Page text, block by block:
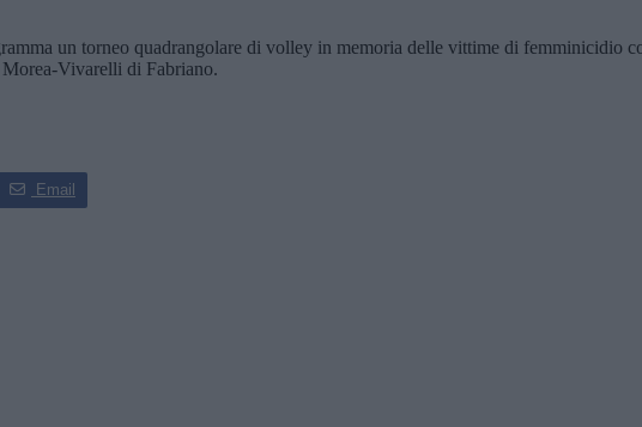
un torneo quadrangolare di volley in memoria delle vittime di femminicidio
Vivarelli di Fabriano.
Email